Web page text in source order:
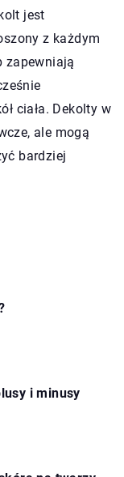
jest
z każdym
zapewniają
ciała. Dekolty w
ale mogą
bardziej
i minusy